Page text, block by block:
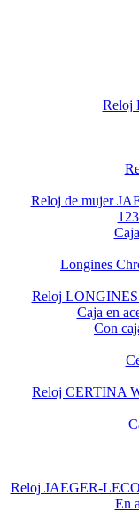
Reloj
Reloj de mujer
Longines
Reloj LONGINES
Caja en
Con
Reloj CERTINA
Reloj JAEGER-
En